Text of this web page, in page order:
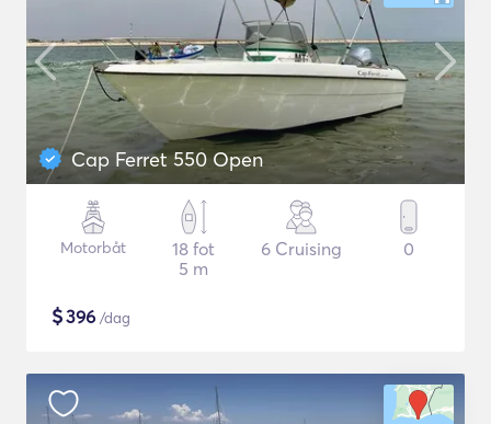
Cap Ferret 550 Open
Motorbåt
18 fot
5 m
6 Cruising 0
$396 /dag